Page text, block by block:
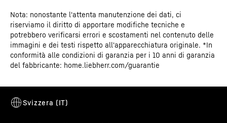
Pratica regolazione in altezza per i piani in
vetro
Devi mettere un contenitore grande nel frigorifero? In
vetro. E, considerata la praticità della regolazione in
altezza, ciò avverrà in modo rapido e individuale –
anche con alimenti impilati gli uni sugli altri.
Certificato CE
Nota: nonostante l'attenta manutenzione dei dati, ci
riserviamo il diritto di apportare modifiche tecniche e
potrebbero verificarsi errori e scostamenti nel contenuto delle
immagini e dei testi rispetto all'apparecchiatura originale. *In
conformità alle condizioni di garanzia per i 10 anni di garanzia
del fabbricante: home.liebherr.com/guarantie